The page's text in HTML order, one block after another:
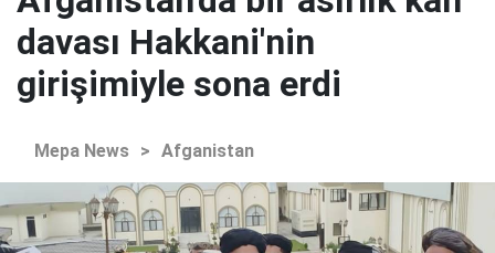
davası Hakkani'nin
girişimiyle sona erdi
Mepa News > Afganistan